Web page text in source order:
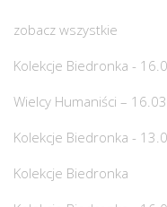
zobacz wszystkie
Kolekcje Biedronka -
Wielcy Humaniści –
Kolekcje Biedronka -
Kolekcje Biedronka